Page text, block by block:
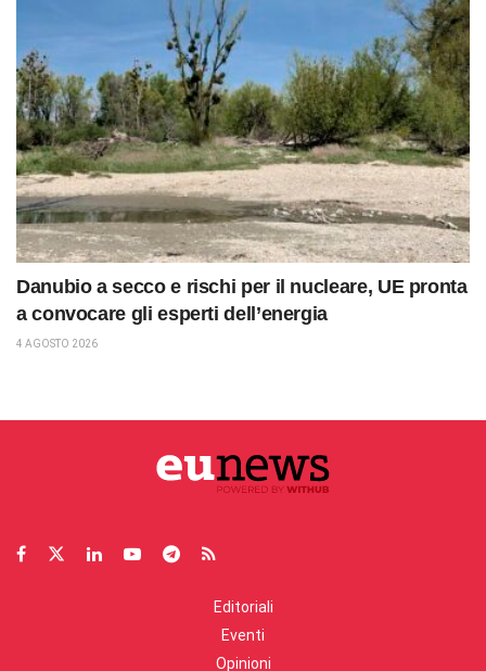
Danubio a secco e rischi per il nucleare, UE pronta
a convocare gli esperti dell’energia
4 AGOSTO 2026
Editoriali
Eventi
Opinioni